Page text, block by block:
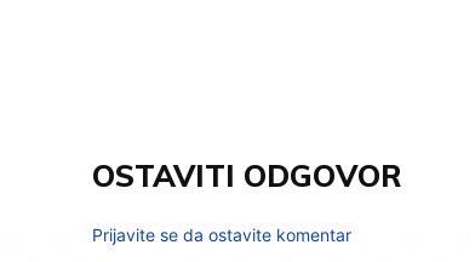
OSTAVITI ODGOVOR
Prijavite se da ostavite komentar